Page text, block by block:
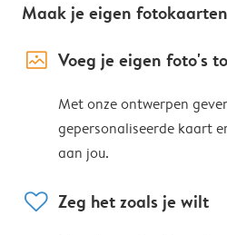
Maak je eigen fotokaarten
image_placeholder Voeg je eigen foto's
Met onze ontwerpen
gepersonaliseerde kaart
aan jou.
heart Zeg het zoals je wilt